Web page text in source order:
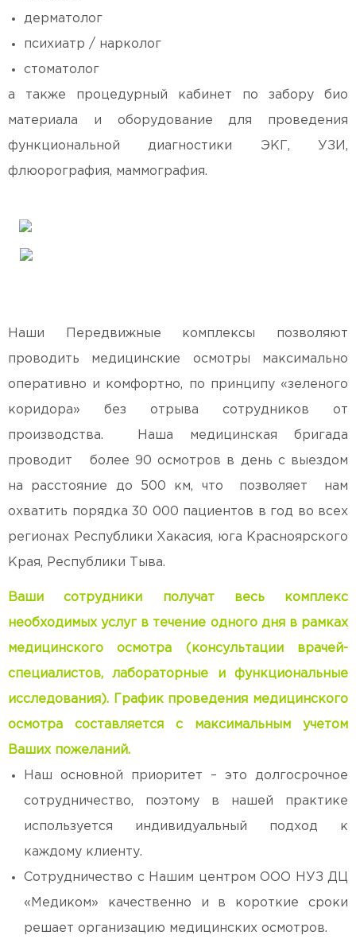
дерматолог
психиатр / нарколог
стоматолог
а также процедурный кабинет по забору био
материала и оборудование для проведения
функциональной диагностики ЭКГ, УЗИ,
флюорография, маммография.
Наши Передвижные комплексы позволяют
проводить медицинские осмотры максимально
оперативно и комфортно, по принципу «зеленого
коридора» без отрыва сотрудников от
производства. Наша медицинская бригада
проводит более 90 осмотров в день с выездом
на расстояние до 500 км, что позволяет нам
охватить порядка 30 000 пациентов в год во всех
регионах Республики Хакасия, юга Красноярского
Края, Республики Тыва.
Ваши сотрудники получат весь комплекс
необходимых услуг в течение одного дня в рамках
медицинского осмотра (консультации врачей-
специалистов, лабораторные и функциональные
исследования). График проведения медицинского
осмотра составляется с максимальным учетом
Ваших пожеланий.
Наш основной приоритет – это долгосрочное
сотрудничество, поэтому в нашей практике
используется индивидуальный подход к
каждому клиенту.
Сотрудничество с Нашим центром ООО НУЗ ДЦ
«Медиком» качественно и в короткие сроки
решает организацию медицинских осмотров.